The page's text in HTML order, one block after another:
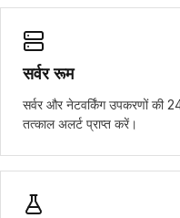
सर्वर रूम
सर्वर और नेटवर्किंग उपकरणों की
तत्काल अलर्ट प्राप्त करें।